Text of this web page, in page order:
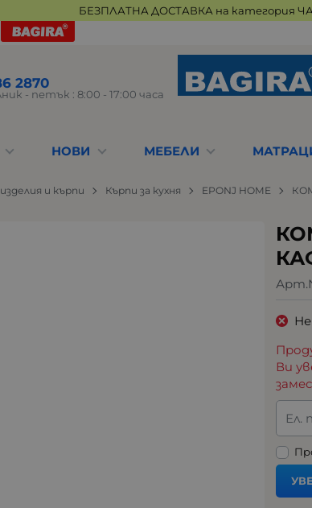
БЕЗПЛАТНА ДОСТАВКА на категория
2870
- петък : 8:00 - 17:00 часа
НОВИ МЕБЕЛИ
и кърпи Кърпи за кухня EPONJ HOME
Ви
Ел.